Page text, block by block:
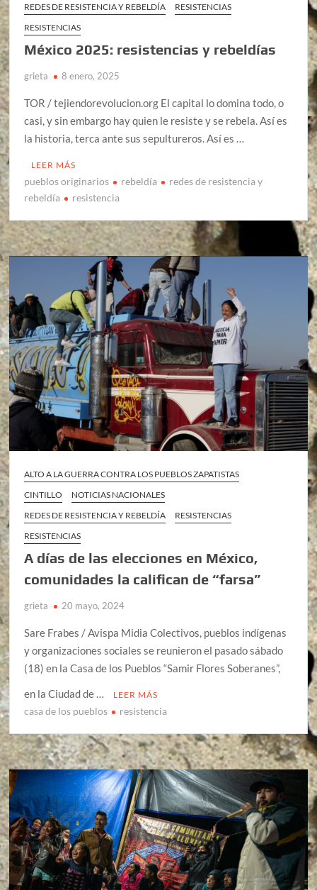
REDES DE RESISTENCIA Y REBELDÍA
RESISTENCIAS
RESISTENCIAS
México 2025: resistencias y rebeldías
grieta 8 enero, 2025
TOR / tejiendorevolucion.org El capital lo domina todo, o
casi, y sin embargo hay quien le resiste y se rebela. Así es
la historia, terca ante sus sepultureros. Así es …
LEER MÁS
pueblos originarios rebeldía
redes de resistencia y
rebeldía
resistencia
ALTO A LA GUERRA CONTRA LOS PUEBLOS ZAPATISTAS
CINTILLO
NOTICIAS NACIONALES
REDES DE RESISTENCIA Y REBELDÍA
RESISTENCIAS
RESISTENCIAS
A días de las elecciones en México,
comunidades la califican de “farsa”
grieta 20 mayo, 2024
Sare Frabes / Avispa Midia Colectivos, pueblos indígenas
y organizaciones sociales se reunieron el pasado sábado
(18) en la Casa de los Pueblos “Samir Flores Soberanes”,
en la Ciudad de …
LEER MÁS
casa de los pueblos resistencia